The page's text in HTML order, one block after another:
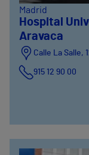
Madrid
Hospital
Aravaca
Calle La Salle,
915 12 90 00